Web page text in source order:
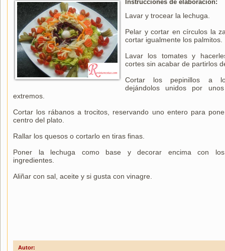
Instrucciones de elaboración:
Lavar y trocear la lechuga.
Pelar y cortar en círculos la
cortar igualmente los palmitos.
Lavar los tomates y
cortes sin acabar de partirlos
Cortar los pepinillos a
dejándolos unidos por
extremos.
Cortar los rábanos a trocitos, reservando uno entero para
centro del plato.
Rallar los quesos o cortarlo en tiras finas.
Poner la lechuga como base y decorar encima con
ingredientes.
Aliñar con sal, aceite y si gusta con vinagre.
Autor: